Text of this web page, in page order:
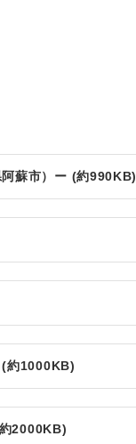
蘇市）ー (約990KB)
(約1000KB)
2000KB)